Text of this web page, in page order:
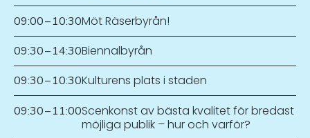
09:00–10:30Möt Räserbyrån!
09:30–14:30Biennalbyrån
09:30–10:30Kulturens plats i staden
09:30–11:00Scenkonst av bästa kvalitet för bredast
möjliga publik – hur och varför?